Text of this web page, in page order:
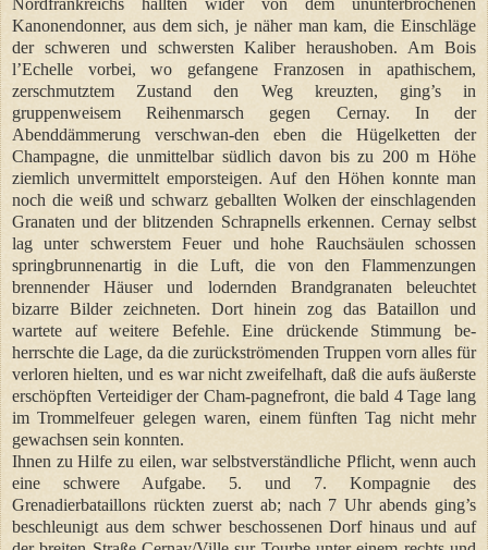
Nordfrankreichs hallten wider von dem ununterbrochenen
Kanonendonner, aus dem sich, je näher man kam, die Einschläge
der schweren und schwersten Kaliber heraushoben. Am Bois
l’Echelle vorbei, wo gefangene Franzosen in apathischem,
zerschmutztem Zustand den Weg kreuzten, ging’s in
gruppenweisem Reihenmarsch gegen Cernay. In der
Abenddämmerung verschwan-den eben die Hügelketten der
Champagne, die unmittelbar südlich davon bis zu 200 m Höhe
ziemlich unvermittelt emporsteigen. Auf den Höhen konnte man
noch die weiß und schwarz geballten Wolken der einschlagenden
Granaten und der blitzenden Schrapnells erkennen. Cernay selbst
lag unter schwerstem Feuer und hohe Rauchsäulen schossen
springbrunnenartig in die Luft, die von den Flammenzungen
brennender Häuser und lodernden Brandgranaten beleuchtet
bizarre Bilder zeichneten. Dort hinein zog das Bataillon und
wartete auf weitere Befehle. Eine drückende Stimmung be-
herrschte die Lage, da die zurückströmenden Truppen vorn alles für
verloren hielten, und es war nicht zweifelhaft, daß die aufs äußerste
erschöpften Verteidiger der Cham-pagnefront, die bald 4 Tage lang
im Trommelfeuer gelegen waren, einem fünften Tag nicht mehr
gewachsen sein konnten.
Ihnen zu Hilfe zu eilen, war selbstverständliche Pflicht, wenn auch
eine schwere Aufgabe. 5. und 7. Kompagnie des
Grenadierbataillons rückten zuerst ab; nach 7 Uhr abends ging’s
beschleunigt aus dem schwer beschossenen Dorf hinaus und auf